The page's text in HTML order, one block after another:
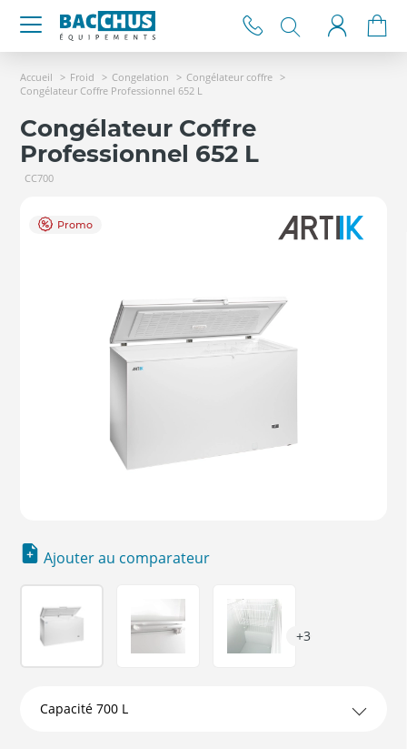
Accueil Froid Congelation
Congélateur coffre
Congélateur Coffre Professionnel 652 L
Congélateur Coffre
Professionnel 652 L
CC700
Promo
Ajouter au comparateur
+3